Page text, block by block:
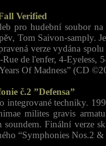
Verified
pro hudební soubor
Tom Saivon-samply.
verze vydána
de l'enfer, 4-Eyeless,
Of Madness” (CD
č.2 ”Defensa”
integrované techniky.
milites gravis
soundem. Finální verze
“Symphonies Nos.2